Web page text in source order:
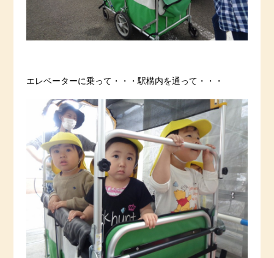
エレベーターに乗って・・・駅構内を通って・・・